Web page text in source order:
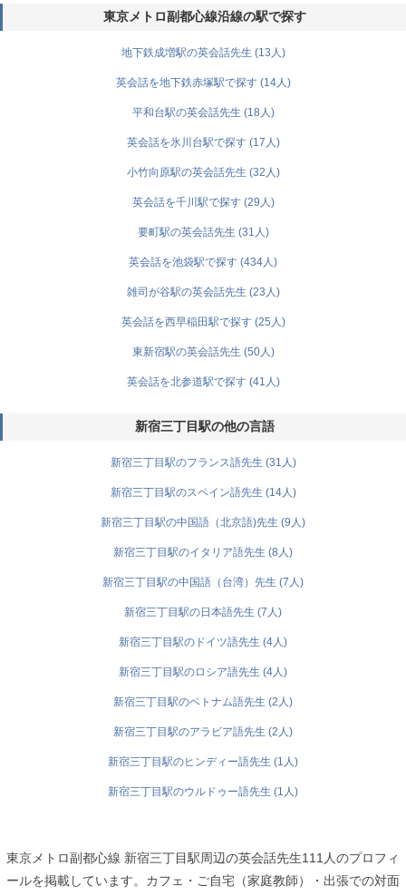
東京メトロ副都心線沿線の駅で探す
地下鉄成増駅の英会話先生 (13人)
英会話を地下鉄赤塚駅で探す (14人)
平和台駅の英会話先生 (18人)
英会話を氷川台駅で探す (17人)
小竹向原駅の英会話先生 (32人)
英会話を千川駅で探す (29人)
要町駅の英会話先生 (31人)
英会話を池袋駅で探す (434人)
雑司が谷駅の英会話先生 (23人)
英会話を西早稲田駅で探す (25人)
東新宿駅の英会話先生 (50人)
英会話を北参道駅で探す (41人)
新宿三丁目駅の他の言語
新宿三丁目駅のフランス語先生 (31人)
新宿三丁目駅のスペイン語先生 (14人)
新宿三丁目駅の中国語（北京語)先生 (9人)
新宿三丁目駅のイタリア語先生 (8人)
新宿三丁目駅の中国語（台湾）先生 (7人)
新宿三丁目駅の日本語先生 (7人)
新宿三丁目駅のドイツ語先生 (4人)
新宿三丁目駅のロシア語先生 (4人)
新宿三丁目駅のベトナム語先生 (2人)
新宿三丁目駅のアラビア語先生 (2人)
新宿三丁目駅のヒンディー語先生 (1人)
新宿三丁目駅のウルドゥー語先生 (1人)
東京メトロ副都心線 新宿三丁目駅周辺の英会話先生111人のプロフィ
ールを掲載しています。カフェ・ご自宅（家庭教師）・出張での対面